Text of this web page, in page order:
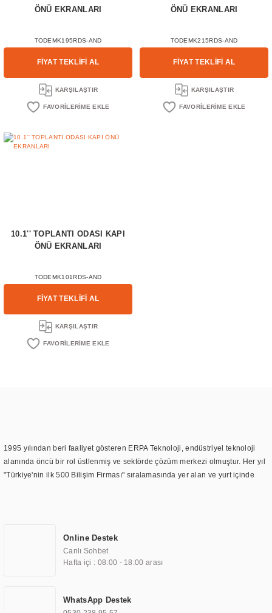
ÖNÜ EKRANLARI
TODEMK195RDS-AND
FİYAT TEKLİFİ AL
KARŞILAŞTIR
ÖNÜ EKRANLARI
TODEMK215RDS-AND
FİYAT TEKLİFİ AL
KARŞILAŞTIR
10.1'' TOPLANTI ODASI KAPI
ÖNÜ EKRANLARI
TODEMK101RDS-AND
FİYAT TEKLİFİ AL
KARŞILAŞTIR
1995 yılından beri faaliyet gösteren ERPA Teknoloji, endüstriyel teknoloji
alanında öncü bir rol üstlenmiş ve sektörde çözüm merkezi olmuştur. Her yıl
"Türkiye'nin ilk 500 Bilişim Firması" sıralamasında yer alan ve yurt içinde
TOCHI markası altında kendi ürettiği ürünlerde kullanmıştır. Günümüzde
TOCHI; videowall, digital signage, kiosk, totem, akıllı durak ekranı, araç içi
ekran, asansör ekranı, digital menüboard, marin ekran, medikal ekran,
ekranları, endüstriyel ekranlar, kapı önü bilgi ekranları, panel PC,
endüstriyel Panel PC, mini PC, endüstriyel mini PC ve akıllı bina sistemleri
Online Destek
Canlı Sohbet
Hafta içi : 08:00 - 18:00 arası
WhatsApp Destek